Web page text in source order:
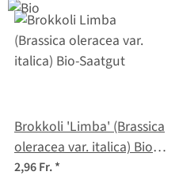
Brokkoli 'Limba' (Brassica
oleracea var. italica) Bio-
Saatgut
2,96 Fr.*